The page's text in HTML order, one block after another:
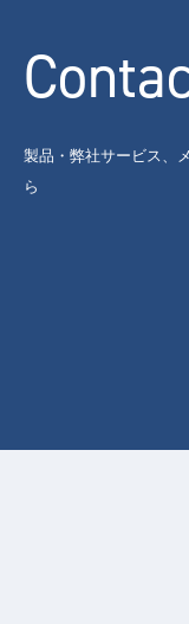
製品・弊社サービス、
ら